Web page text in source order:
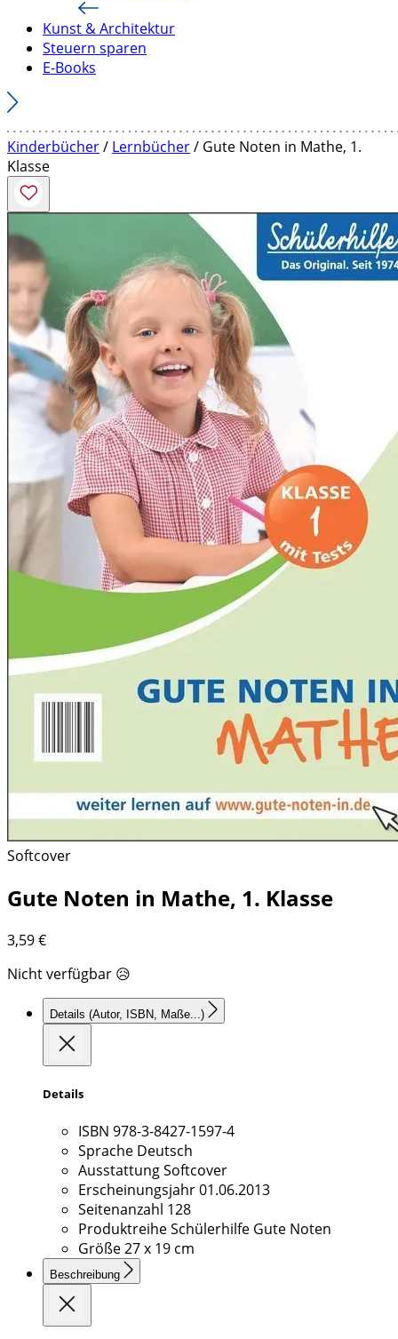
Kunst & Architektur
Steuern sparen
E-Books
Kinderbücher/ Lernbücher/ Gute Noten in Mathe, 1.
Klasse
Softcover
Gute Noten in Mathe, 1. Klasse
3,59€
Nicht verfügbar 😥
Details (Autor, ISBN, Maße...)
Details
ISBN 978-3-8427-1597-4
Sprache Deutsch
AusstattungSoftcover
Erscheinungsjahr01.06.2013
Seitenanzahl 128
ProduktreiheSchülerhilfe Gute Noten
Größe27 x 19 cm
Beschreibung